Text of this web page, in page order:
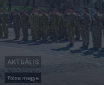
AKTUÁLIS
Tolna megye